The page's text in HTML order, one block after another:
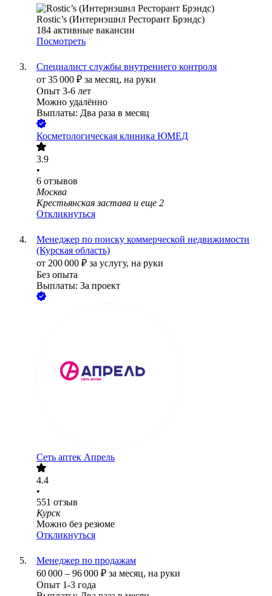
Rostic’s (Интернэшнл Ресторант Брэндс)
184 активные вакансии
Посмотреть
Специалист службы внутреннего контроля
от 35 000 ₽ за месяц, на руки
Опыт 3-6 лет
Можно удалённо
Выплаты: Два раза в месяц
Косметологическая клиника ЮМЕД
3.9
•
6 отзывов
Москва
Крестьянская застава и еще 2
Откликнуться
Менеджер по поиску коммерческой недвижимости
(Курская область)
от 200 000 ₽ за услугу, на руки
Без опыта
Выплаты: За проект
Сеть аптек Апрель
4.4
•
551 отзыв
Курск
Можно без резюме
Откликнуться
Менеджер по продажам
60 000 – 96 000 ₽ за месяц, на руки
Опыт 1-3 года